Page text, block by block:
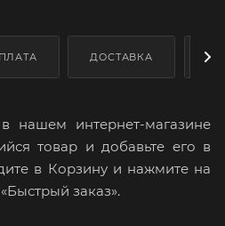
ДОСТАВКА
нашем интернет-магазине
товар и добавьте его в
в Корзину и нажмите на
заказ».